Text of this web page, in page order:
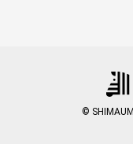
©